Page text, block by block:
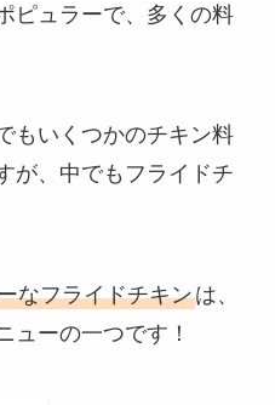
ピュラーで、多くの料
もいくつかのチキン料
が、中でもフライドチ
なフライドチキンは、
ューの一つです！